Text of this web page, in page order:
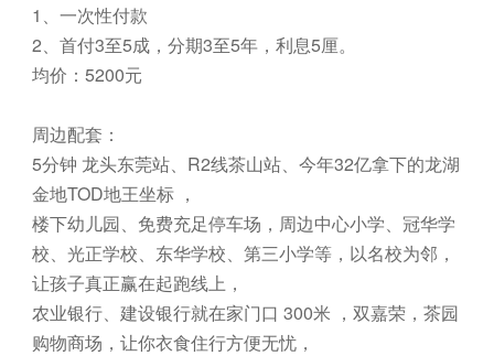
1、一次性付款
2、首付3至5成，分期3至5年，利息5厘。
均价：5200元
周边配套：
5分钟 龙头东莞站、R2线茶山站、今年32亿拿下的龙湖
金地TOD地王坐标 ，
楼下幼儿园、免费充足停车场，周边中心小学、冠华学
校、光正学校、东华学校、第三小学等，以名校为邻，
让孩子真正赢在起跑线上，
农业银行、建设银行就在家门口 300米 ，双嘉荣，茶园
购物商场，让你衣食住行方便无忧，